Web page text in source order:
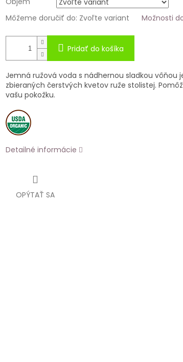
Môžeme doručiť do: Zvoľte variant Možnosti
Pridať do košíka
Jemná ružová voda s nádhernou sladkou vôňou
zbieraných čerstvých kvetov ruže stolistej.
vašu pokožku.
Detailné informácie
OPÝTAŤ SA